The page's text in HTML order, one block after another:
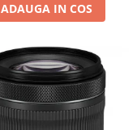
ADAUGA IN COS